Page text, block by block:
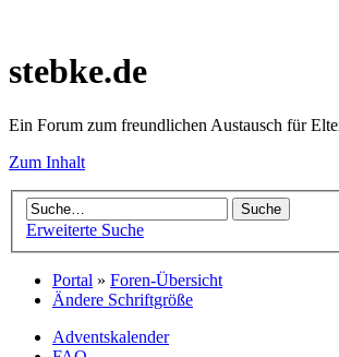
stebke.de
Ein Forum zum freundlichen Austausch für
Zum Inhalt
Erweiterte Suche
Portal » Foren-Übersicht
Ändere Schriftgröße
Adventskalender